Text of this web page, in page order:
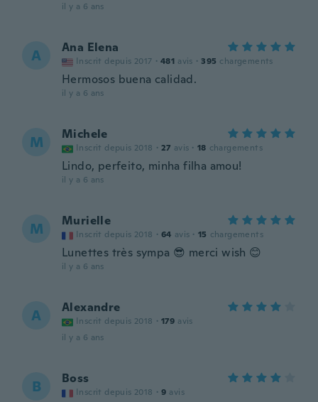
il y a 6 ans
A Ana Elena
Inscrit depuis 2017 · 481 avis · 395 chargements
Hermosos buena calidad.
il y a 6 ans
M Michele
Inscrit depuis 2018 · 27 avis · 18 chargements
Lindo, perfeito, minha filha amou!
il y a 6 ans
M Murielle
Inscrit depuis 2018 · 64 avis · 15 chargements
Lunettes très sympa 😎 merci wish 😊
il y a 6 ans
A Alexandre
Inscrit depuis 2018 · 179 avis
il y a 6 ans
B Boss
Inscrit depuis 2018 · 9 avis